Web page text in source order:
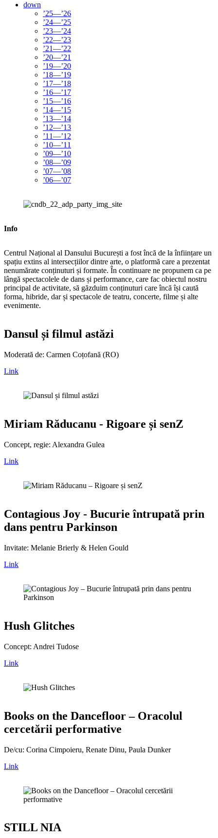
down
’25—’26
’24—’25
’23—’24
’22—’23
’21—’22
’20—’21
’19—’20
’18—’19
’17—’18
’16—’17
’15—’16
’14—’15
’13—’14
’12—’13
’11—’12
’10—’11
’09—’10
’08—’09
’07—’08
’06—’07
Info
Centrul Național al Dansului București a fost încă de la înființare un
spațiu extins al intersecțiilor dintre arte, o platformă care a prezentat
nenumărate conținuturi și formate. În continuare ne propunem ca pe
lângă spectacolele de dans și performance, care fac obiectul nostru
principal de activitate, să găzduim conținuturi care încă își caută
forma, hibride, dar și spectacole de teatru, concerte, filme și alte
evenimente.
Dansul și filmul astăzi
Moderată de: Carmen Coțofană (RO)
Link
Miriam Răducanu - Rigoare și senZ
Concept, regie: Alexandra Gulea
Link
Contagious Joy - Bucurie întrupată prin
dans pentru Parkinson
Invitate: Melanie Brierly & Helen Gould
Link
Hush Glitches
Concept: Andrei Tudose
Link
Books on the Dancefloor – Oracolul
cercetării performative
De/cu: Corina Cimpoieru, Renate Dinu, Paula Dunker
Link
STILL NIA